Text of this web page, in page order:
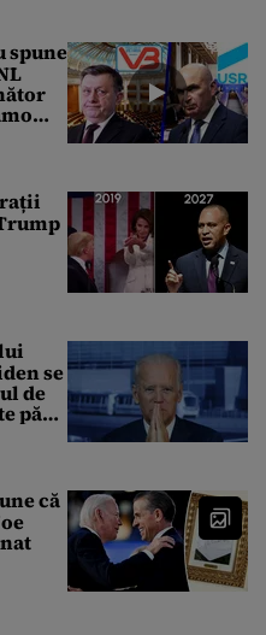
spune
se
de
părți
că